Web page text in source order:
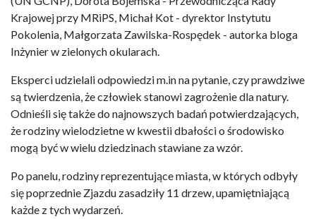
Krajowej przy MRiPS, Michał Kot - dyrektor Instytutu
Pokolenia, Małgorzata Zawilska-Rospędek - autorka bloga
Inżynier w zielonych okularach.
Eksperci udzielali odpowiedzi m.in na pytanie, czy prawdziwe
są twierdzenia, że człowiek stanowi zagrożenie dla natury.
Odnieśli się także do najnowszych badań potwierdzających,
że rodziny wielodzietne w kwestii dbałości o środowisko
mogą być w wielu dziedzinach stawiane za wzór.
Po panelu, rodziny reprezentujące miasta, w których odbyły
się poprzednie Zjazdu zasadziły 11 drzew, upamiętniającą
każde z tych wydarzeń.